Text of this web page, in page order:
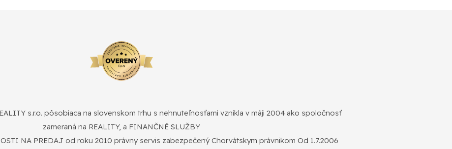
s.r.o. pôsobiaca na slovenskom trhu s nehnuteľnosťami vznikla v máji 2004 ako spoločnosť
zameraná na REALITY, a FINANČNÉ SLUŽBY
NA PREDAJ od roku 2010 právny servis zabezpečený Chorvátskym právnikom Od 1.7.2006